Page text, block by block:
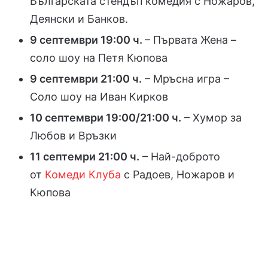
Деянски и Банков.
9 септември 19:00 ч. – Първата Жена –
соло шоу на Петя Кюпова
9 септември 21:00 ч. – Мръсна игра –
Соло шоу на Иван Кирков
10 септември 19:00/21:00 ч. – Хумор за
Любов и Връзки
11 септемри 21:00 ч. – Най-доброто
от Комеди Клуба с Радоев, Ножаров и
Кюпова